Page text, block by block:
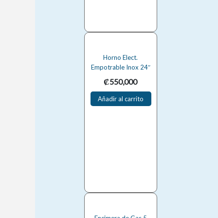
Horno Elect.
Empotrable Inox 24″
₡550,000
Añadir al carrito